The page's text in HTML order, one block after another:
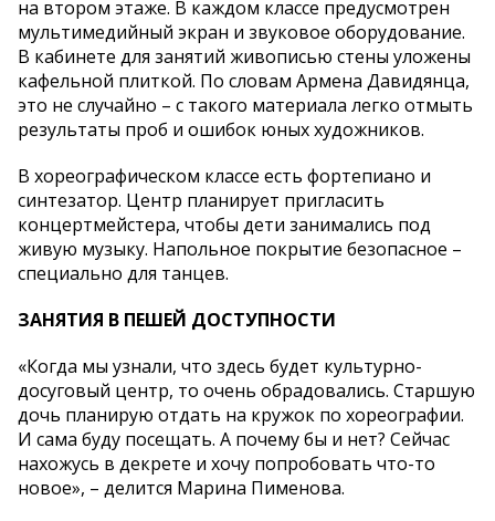
на втором этаже. В каждом классе предусмотрен
мультимедийный экран и звуковое оборудование.
В кабинете для занятий живописью стены уложены
кафельной плиткой. По словам Армена Давидянца,
это не случайно – c такого материала легко отмыть
результаты проб и ошибок юных художников.
В хореографическом классе есть фортепиано и
синтезатор. Центр планирует пригласить
концертмейстера, чтобы дети занимались под
живую музыку. Напольное покрытие безопасное –
специально для танцев.
ЗАНЯТИЯ В ПЕШЕЙ ДОСТУПНОСТИ
«Когда мы узнали, что здесь будет культурно-
досуговый центр, то очень обрадовались. Старшую
дочь планирую отдать на кружок по хореографии.
И сама буду посещать. А почему бы и нет? Сейчас
нахожусь в декрете и хочу попробовать что-то
новое», – делится Марина Пименова.